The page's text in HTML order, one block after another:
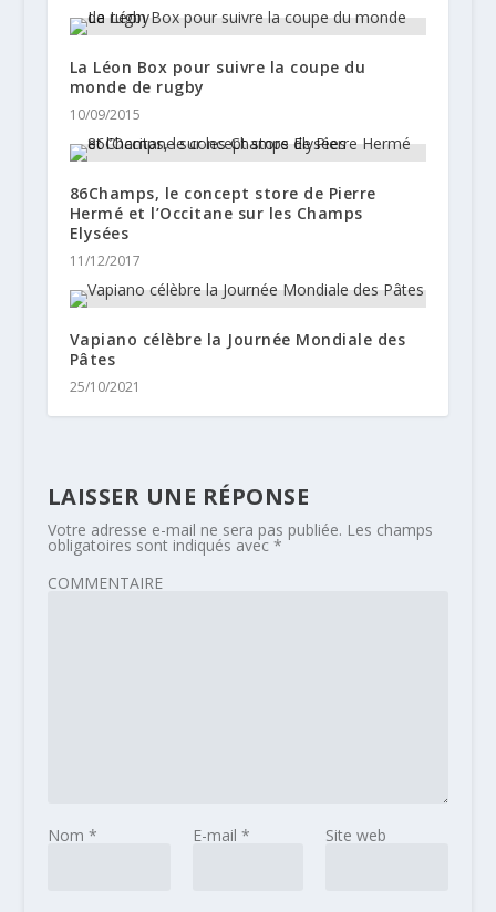
La Léon Box pour suivre la coupe du
monde de rugby
10/09/2015
86Champs, le concept store de Pierre
Hermé et l’Occitane sur les Champs
Elysées
11/12/2017
Vapiano célèbre la Journée Mondiale des
Pâtes
25/10/2021
LAISSER UNE RÉPONSE
Votre adresse e-mail ne sera pas publiée. Les champs
obligatoires sont indiqués avec *
COMMENTAIRE
Nom * E-mail * Site web